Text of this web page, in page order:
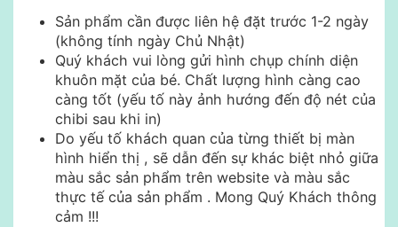
Sản phẩm cần được liên hệ đặt trước 1-2 ngày
(không tính ngày Chủ Nhật)
Quý khách vui lòng gửi hình chụp chính diện
khuôn mặt của bé. Chất lượng hình càng cao
càng tốt (yếu tố này ảnh hướng đến độ nét của
chibi sau khi in)
Do yếu tố khách quan của từng thiết bị màn
hình hiển thị , sẽ dẫn đến sự khác biệt nhỏ giữa
màu sắc sản phẩm trên website và màu sắc
thực tế của sản phẩm . Mong Quý Khách thông
cảm !!!